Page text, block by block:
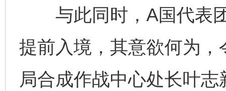
与此同时，A国代表团
提前入境，其意欲何为
局合成作战中心处长叶